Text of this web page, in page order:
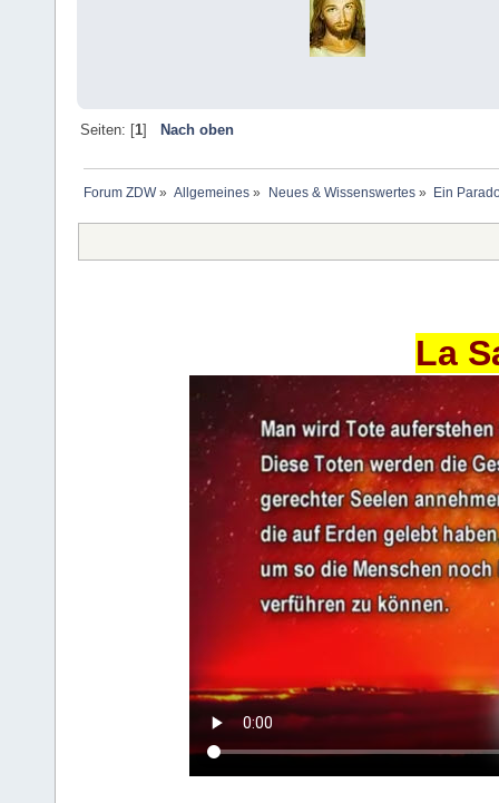
Seiten: [1] Nach oben
Forum ZDW» Allgemeines » Neues & Wissenswertes» Ein
La